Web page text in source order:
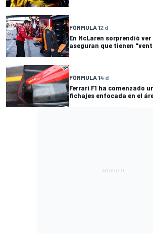
FÓRMULA 12 d
En McLaren sorprendió
aseguran que tienen
FÓRMULA 14 d
Ferrari F1 ha comenzado
fichajes enfocada en el